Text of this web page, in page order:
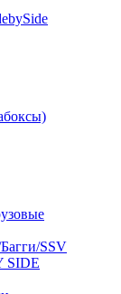
SSV
SIDE